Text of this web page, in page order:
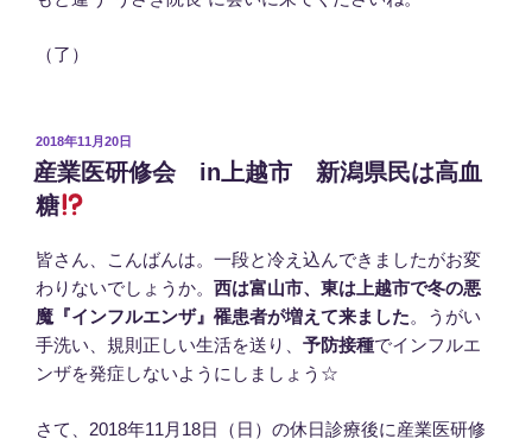
（了）
投
稿
日:
2018年11月20日
産業医研修会 in上越市 新潟県民は高血
糖
皆さん、こんばんは。一段と冷え込んできましたがお変
わりないでしょうか。 西は富山市、東は上越市で冬の悪
魔『インフルエンザ』罹患者が増えて来ました。うがい
手洗い、規則正しい生活を送り、 予防接種でインフルエ
ンザを発症しないようにしましょう☆
さて、2018年11月18日（日）の休日診療後に産業医研修